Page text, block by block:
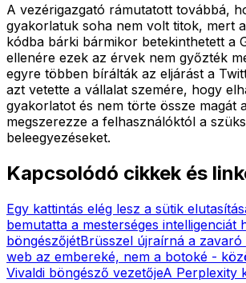
A vezérigazgató rámutatott továbbá,
gyakorlatuk soha nem volt titok, mert
kódba bárki bármikor betekinthetett a
ellenére ezek az érvek nem győzték
egyre többen bírálták az eljárást a
azt vetette a vállalat szemére, hogy
gyakorlatot és nem törte össze magát
megszerezze a felhasználóktól a
beleegyezéseket.
Kapcsolódó cikkek és
Egy kattintás elég lesz a sütik
bemutatta a mesterséges intelligenciát
böngészőjétBrüsszel újraírná a
web az embereké, nem a botoké -
Vivaldi böngésző vezetőjeA Perplexity